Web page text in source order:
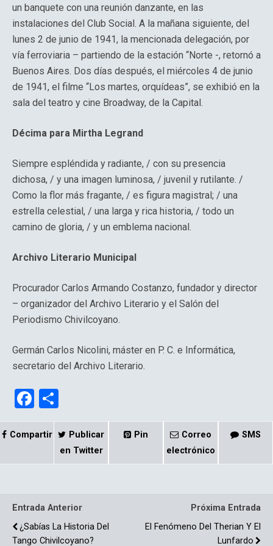
un banquete con una reunión danzante, en las
instalaciones del Club Social. A la mañana siguiente, del
lunes 2 de junio de 1941, la mencionada delegación, por
vía ferroviaria – partiendo de la estación “Norte -, retornó a
Buenos Aires. Dos días después, el miércoles 4 de junio
de 1941, el filme “Los martes, orquídeas”, se exhibió en la
sala del teatro y cine Broadway, de la Capital.
Décima para Mirtha Legrand
Siempre espléndida y radiante, / con su presencia
dichosa, / y una imagen luminosa, / juvenil y rutilante. /
Como la flor más fragante, / es figura magistral; / una
estrella celestial, / una larga y rica historia, / todo un
camino de gloria, / y un emblema nacional.
Archivo Literario Municipal
Procurador Carlos Armando Costanzo, fundador y director
– organizador del Archivo Literario y el Salón del
Periodismo Chivilcoyano.
Germán Carlos Nicolini, máster en P. C. e Informática,
secretario del Archivo Literario.
F
a
ce
k
o
m
p
Compartir
Publicar
en Twitter
Pin
Correo
electrónico
SMS
Entrada Anterior
¿Sabías La Historia Del
Tango Chivilcoyano?
Próxima Entrada
El Fenómeno Del Therian Y El
Lunfardo